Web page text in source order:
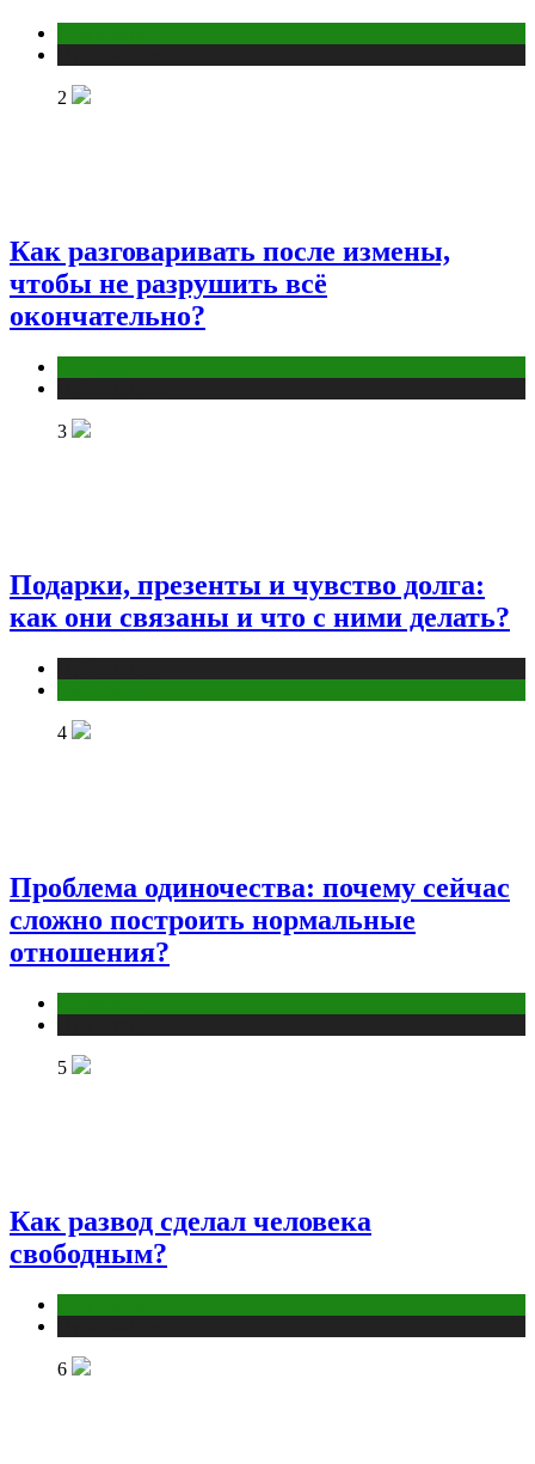
2
Как разговаривать после измены,
чтобы не разрушить всё
окончательно?
3
Подарки, презенты и чувство долга:
как они связаны и что с ними делать?
4
Проблема одиночества: почему сейчас
сложно построить нормальные
отношения?
5
Как развод сделал человека
свободным?
6